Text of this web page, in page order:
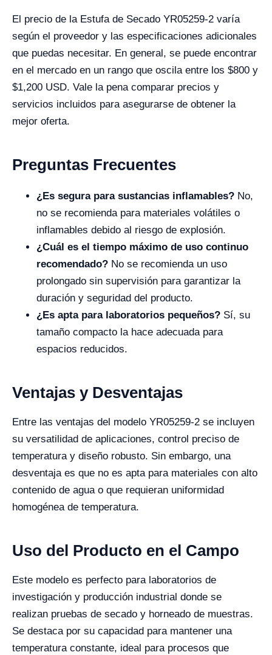
El precio de la Estufa de Secado YR05259-2 varía
según el proveedor y las especificaciones adicionales
que puedas necesitar. En general, se puede encontrar
en el mercado en un rango que oscila entre los $800 y
$1,200 USD. Vale la pena comparar precios y
servicios incluidos para asegurarse de obtener la
mejor oferta.
Preguntas Frecuentes
¿Es segura para sustancias inflamables? No,
no se recomienda para materiales volátiles o
inflamables debido al riesgo de explosión.
¿Cuál es el tiempo máximo de uso continuo
recomendado? No se recomienda un uso
prolongado sin supervisión para garantizar la
duración y seguridad del producto.
¿Es apta para laboratorios pequeños? Sí, su
tamaño compacto la hace adecuada para
espacios reducidos.
Ventajas y Desventajas
Entre las ventajas del modelo YR05259-2 se incluyen
su versatilidad de aplicaciones, control preciso de
temperatura y diseño robusto. Sin embargo, una
desventaja es que no es apta para materiales con alto
contenido de agua o que requieran uniformidad
homogénea de temperatura.
Uso del Producto en el Campo
Este modelo es perfecto para laboratorios de
investigación y producción industrial donde se
realizan pruebas de secado y horneado de muestras.
Se destaca por su capacidad para mantener una
temperatura constante, ideal para procesos que